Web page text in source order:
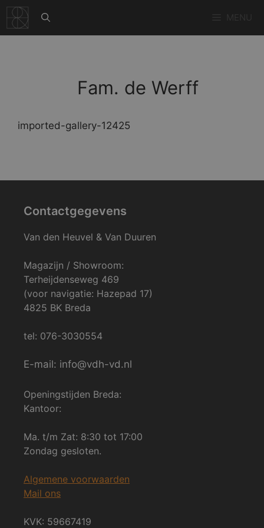
naar
de
Fam. de Werff
imported-gallery-12425
Contactgegevens
Van den Heuvel & Van Duuren
Magazijn / Showroom:
Terheijdenseweg 469
(voor navigatie: Hazepad 17)
4825 BK Breda
tel: 076-3030554
E-mail: info@vdh-vd.nl
Openingstijden Breda:
Kantoor:
Ma. t/m Zat: 8:30 tot 17:00
Zondag gesloten.
Algemene voorwaarden
Mail ons
KVK: 59667419